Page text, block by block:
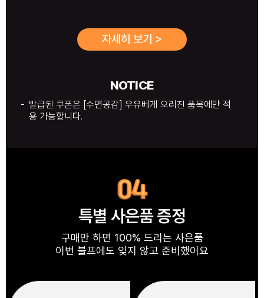
자세히 보기 >
NOTICE
발급된 쿠폰은 [수면공감] 우유베개 오리진 품목에만 적
용 가능합니다.
특별 사은품 증정
구매만 하면 100% 드리는 사은품
이번 블프에도 잊지 않고 준비했어요